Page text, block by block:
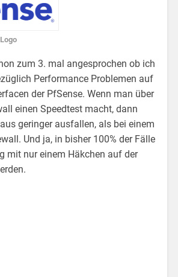
zum 3. mal angesprochen ob ich
Performance Problemen auf
der PfSense. Wenn man über
einen Speedtest macht, dann
geringer ausfallen, als bei einem
Und ja, in bisher 100% der Fälle
mit nur einem Häkchen auf der